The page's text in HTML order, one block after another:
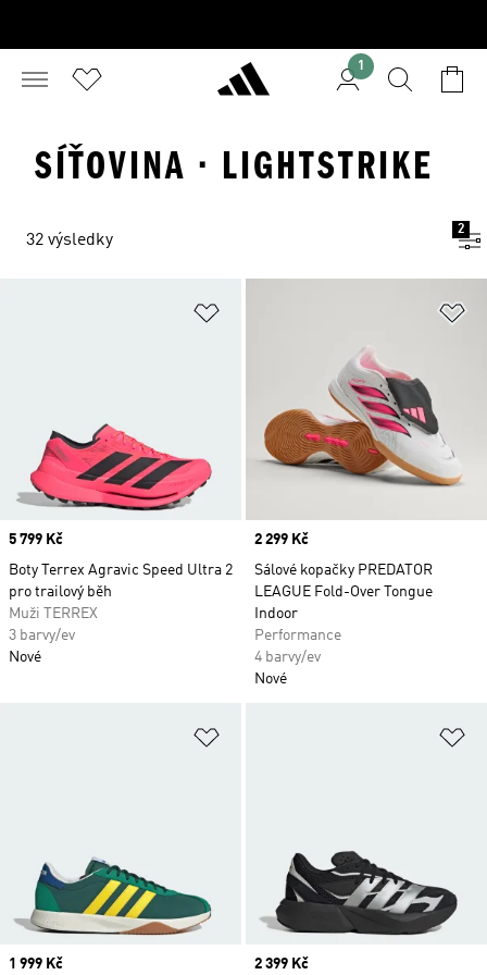
1
SÍŤOVINA · LIGHTSTRIKE
32 výsledky
2
Price
5 799 Kč
Boty Terrex Agravic Speed Ultra 2
pro trailový běh
Muži TERREX
3 barvy/ev
Nové
Price
2 299 Kč
Sálové kopačky PREDATOR
LEAGUE Fold-Over Tongue
Indoor
Performance
4 barvy/ev
Nové
Price
1 999 Kč Price
2 399 Kč